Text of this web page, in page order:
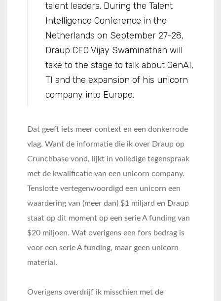
talent leaders. During the Talent
Intelligence Conference in the
Netherlands on September 27-28,
Draup CEO Vijay Swaminathan will
take to the stage to talk about GenAI,
TI and the expansion of his unicorn
company into Europe.
Dat geeft iets meer context en een donkerrode
vlag. Want de informatie die ik over Draup op
Crunchbase vond, lijkt in volledige tegenspraak
met de kwalificatie van een unicorn company.
Tenslotte vertegenwoordigd een unicorn een
waardering van (meer dan) $1 miljard en Draup
staat op dit moment op een serie A funding van
$20 miljoen. Wat overigens een fors bedrag is
voor een serie A funding, maar geen unicorn
material.
Overigens overdrijf ik misschien met de